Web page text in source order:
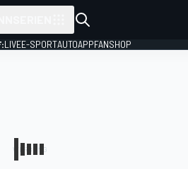
LIVEE-SPORTAUTOAPPFANSHOP